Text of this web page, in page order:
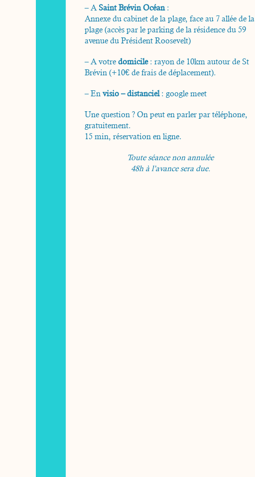
– ASaint Brévin Océan:
Annexe du cabinet de la plage, face au 7 allée de la
plage (accès par le parking de la résidence du 59
avenue du Président Roosevelt)
– A votredomicile: rayon de 10km autour de St
Brévin (+10€ de frais de déplacement).
– En visio – distanciel: google meet
Une question ? On peut en parler par téléphone,
gratuitement.
15 min, réservation en ligne.
Toute séance non annulée
48h à l’avance sera due.